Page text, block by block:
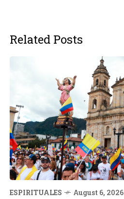
Related Posts
ESPIRITUALES August 6, 2026